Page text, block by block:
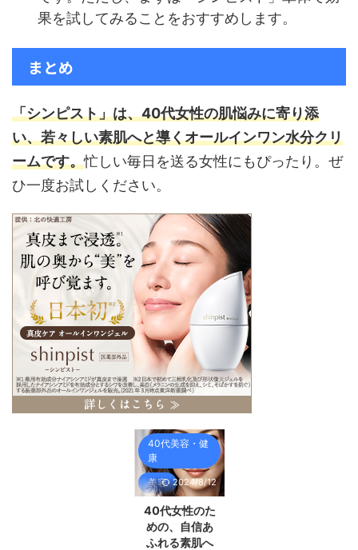
果を試してみることをおすすめします。
まとめ
「シンピスト」は、40代女性の肌悩みに寄り添
い、若々しい素肌へと導くオールインワン水分クリ
ームです。忙しい毎日を送る女性にもぴったり。ぜ
ひ一度お試しください。
40代美容・健
康
美容 2024/8/12
40代女性のた
めの、自信あ
ふれる素肌へ